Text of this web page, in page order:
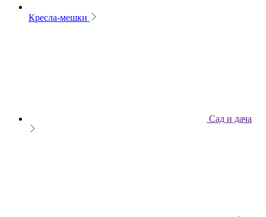
Кресла-мешки
Сад и дача